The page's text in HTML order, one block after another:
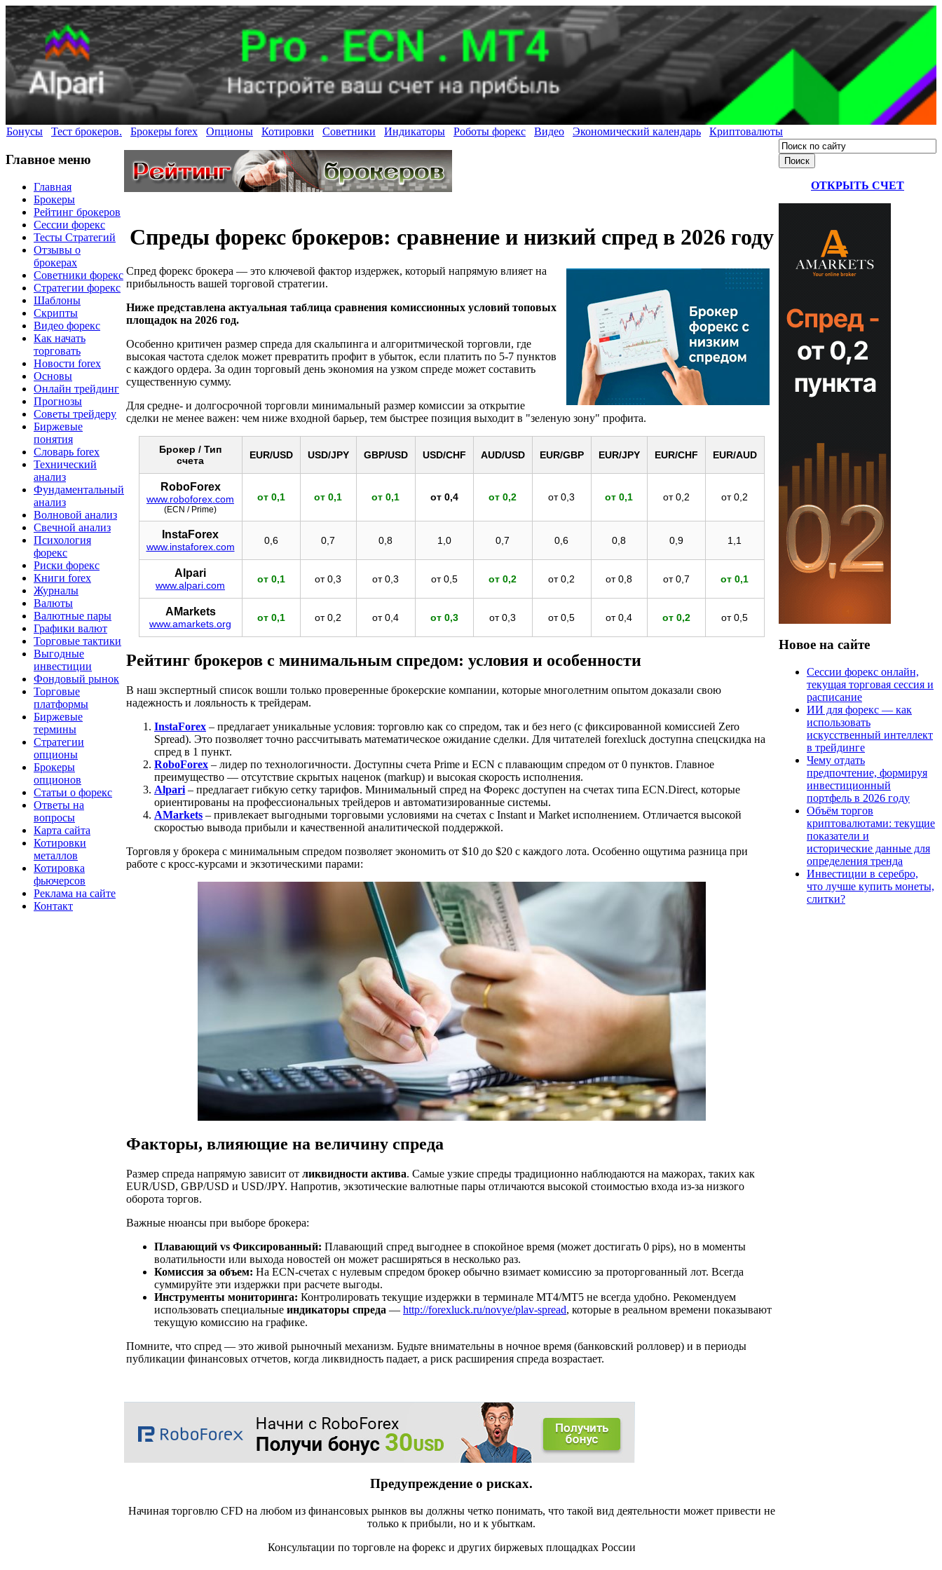
Бонусы Тест брокеров. Брокеры forex Опционы Котировки Советники Индикаторы Роботы форекс Видео Экономический календарь Криптовалюты
Главное меню
Главная
Брокеры
Рейтинг брокеров
Сессии форекс
Тесты Стратегий
Отзывы о
брокерах
Советники форекс
Стратегии форекс
Шаблоны
Скрипты
Видео форекс
Как начать
торговать
Новости forex
Основы
Онлайн трейдинг
Прогнозы
Советы трейдеру
Биржевые
понятия
Словарь forex
Технический
анализ
Фундаментальный
анализ
Волновой анализ
Свечной анализ
Психология
форекс
Риски форекс
Книги forex
Журналы
Валюты
Валютные пары
Графики валют
Торговые тактики
Выгодные
инвестиции
Фондовый рынок
Торговые
платформы
Биржевые
термины
Стратегии
опционы
Брокеры
опционов
Статьи о форекс
Ответы на
вопросы
Карта сайта
Котировки
металлов
Котировка
фьючерсов
Реклама на сайте
Контакт
Спреды форекс брокеров: сравнение и низкий спред в 2026 году
Спред форекс брокера — это ключевой фактор издержек, который напрямую влияет на
прибыльность вашей торговой стратегии.
Ниже представлена актуальная таблица сравнения комиссионных условий топовых
площадок на 2026 год.
Особенно критичен размер спреда для скальпинга и алгоритмической торговли, где
высокая частота сделок может превратить профит в убыток, если платить по 5-7 пунктов
с каждого ордера. За один торговый день экономия на узком спреде может составить
существенную сумму.
Для средне- и долгосрочной торговли минимальный размер комиссии за открытие
сделки не менее важен: чем ниже входной барьер, тем быстрее позиция выходит в "зеленую зону" профита.
Брокер / Тип
счета
EUR/USD USD/JPY GBP/USD USD/CHF AUD/USD EUR/GBP EUR/JPY EUR/CHF EUR/AUD
RoboForex
www.roboforex.com
(ECN / Prime)
от 0,1 от 0,1 от 0,1 от 0,4 от 0,2 от 0,3 от 0,1 от 0,2 от 0,2
InstaForex
www.instaforex.com
0,6 0,7 0,8 1,0 0,7 0,6 0,8 0,9 1,1
Alpari
www.alpari.com
от 0,1 от 0,3 от 0,3 от 0,5 от 0,2 от 0,2 от 0,8 от 0,7 от 0,1
AMarkets
www.amarkets.org
от 0,1 от 0,2 от 0,4 от 0,3 от 0,3 от 0,5 от 0,4 от 0,2 от 0,5
Рейтинг брокеров с минимальным спредом: условия и особенности
В наш экспертный список вошли только проверенные брокерские компании, которые многолетним опытом доказали свою
надежность и лояльность к трейдерам.
InstaForex – предлагает уникальные условия: торговлю как со спредом, так и без него (с фиксированной комиссией Zero
Spread). Это позволяет точно рассчитывать математическое ожидание сделки. Для читателей forexluck доступна спецскидка на
спред в 1 пункт.
RoboForex – лидер по технологичности. Доступны счета Prime и ECN с плавающим спредом от 0 пунктов. Главное
преимущество — отсутствие скрытых наценок (markup) и высокая скорость исполнения.
Alpari – предлагает гибкую сетку тарифов. Минимальный спред на Форекс доступен на счетах типа ECN.Direct, которые
ориентированы на профессиональных трейдеров и автоматизированные системы.
AMarkets – привлекает выгодными торговыми условиями на счетах с Instant и Market исполнением. Отличается высокой
скоростью вывода прибыли и качественной аналитической поддержкой.
Торговля у брокера с минимальным спредом позволяет экономить от $10 до $20 с каждого лота. Особенно ощутима разница при
работе с кросс-курсами и экзотическими парами:
Факторы, влияющие на величину спреда
Размер спреда напрямую зависит от ликвидности актива. Самые узкие спреды традиционно наблюдаются на мажорах, таких как
EUR/USD, GBP/USD и USD/JPY. Напротив, экзотические валютные пары отличаются высокой стоимостью входа из-за низкого
оборота торгов.
Важные нюансы при выборе брокера:
Плавающий vs Фиксированный: Плавающий спред выгоднее в спокойное время (может достигать 0 pips), но в моменты
волатильности или выхода новостей он может расширяться в несколько раз.
Комиссия за объем: На ECN-счетах с нулевым спредом брокер обычно взимает комиссию за проторгованный лот. Всегда
суммируйте эти издержки при расчете выгоды.
Инструменты мониторинга: Контролировать текущие издержки в терминале MT4/MT5 не всегда удобно. Рекомендуем
использовать специальные индикаторы спреда — http://forexluck.ru/novye/plav-spread, которые в реальном времени показывают
текущую комиссию на графике.
Помните, что спред — это живой рыночный механизм. Будьте внимательны в ночное время (банковский ролловер) и в периоды
публикации финансовых отчетов, когда ликвидность падает, а риск расширения спреда возрастает.
Предупреждение о рисках.
Начиная торговлю CFD на любом из финансовых рынков вы должны четко понимать, что такой вид деятельности может привести не
только к прибыли, но и к убыткам.
Консультации по торговле на форекс и других биржевых площадках России
ОТКРЫТЬ СЧЕТ
Новое на сайте
Сессии форекс онлайн,
текущая торговая сессия и
расписание
ИИ для форекс — как
использовать
искусственный интеллект
в трейдинге
Чему отдать
предпочтение, формируя
инвестиционный
портфель в 2026 году
Объём торгов
криптовалютами: текущие
показатели и
исторические данные для
определения тренда
Инвестиции в серебро,
что лучше купить монеты,
слитки?